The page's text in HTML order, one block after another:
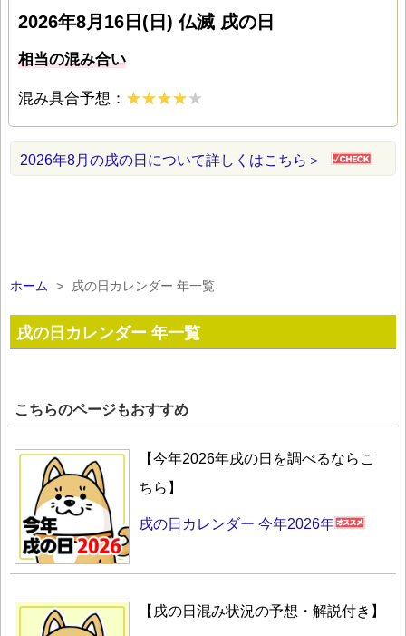
2026年8月16日(日) 仏滅 戌の日
相当の混み合い
混み具合予想：
2026年8月の戌の日について詳しくはこちら＞
ホーム > 戌の日カレンダー 年一覧
戌の日カレンダー 年一覧
こちらのページもおすすめ
【今年2026年戌の日を調べるならこ
ちら】
戌の日カレンダー 今年2026年
【戌の日混み状況の予想・解説付き】